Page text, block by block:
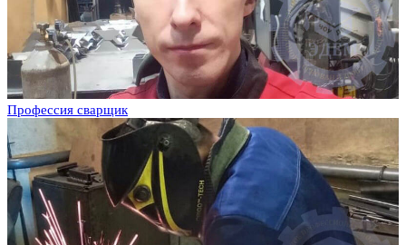
Профессия сварщик